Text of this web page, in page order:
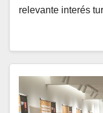
relevante interés